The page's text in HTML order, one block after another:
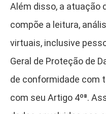
Além disso, a atuação
compõe a leitura,
virtuais, inclusive
Geral de Proteção de
de conformidade com
com seu Artigo 4º⁸.